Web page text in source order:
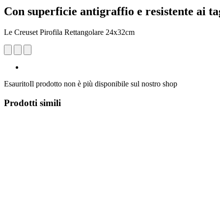
Con superficie antigraffio e resistente ai
Le Creuset Pirofila Rettangolare 24x32cm
EsauritoIl prodotto non è più disponibile sul nostro shop
Prodotti simili